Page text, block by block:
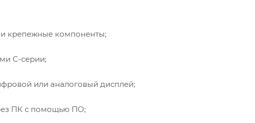
и крепежные компоненты;
C-серии;
или аналоговый дисплей;
ПК с помощью ПО;